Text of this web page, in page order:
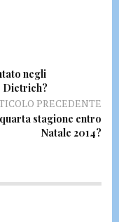
negli
Dietrich?
PRECEDENTE
stagione entro
Natale 2014?